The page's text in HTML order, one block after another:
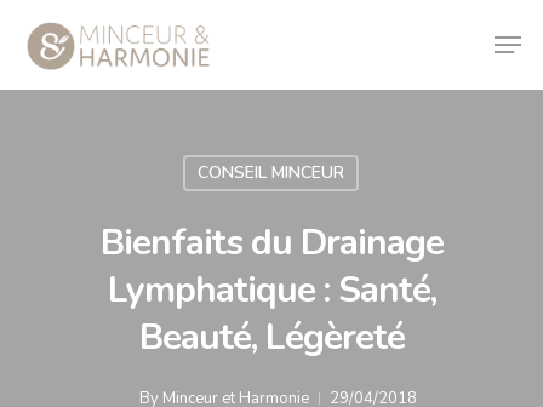
CONSEIL MINCEUR
Bienfaits du Drainage
Lymphatique : Santé,
Beauté, Légèreté
By Minceur et Harmonie
29/04/2018